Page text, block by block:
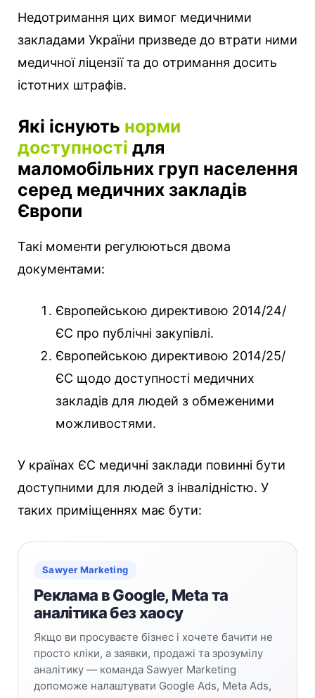
Недотримання цих вимог медичними
закладами України призведе до втрати ними
медичної ліцензії та до отримання досить
істотних штрафів.
Які існують норми
доступності для
маломобільних груп населення
серед медичних закладів
Європи
Такі моменти регулюються двома
документами:
Європейською директивою 2014/24/
ЄС про публічні закупівлі.
Європейською директивою 2014/25/
ЄС щодо доступності медичних
закладів для людей з обмеженими
можливостями.
У країнах ЄС медичні заклади повинні бути
доступними для людей з інвалідністю. У
таких приміщеннях має бути:
Sawyer Marketing
Реклама в Google, Meta та
аналітика без хаосу
Якщо ви просуваєте бізнес і хочете бачити не
просто кліки, а заявки, продажі та зрозумілу
аналітику — команда Sawyer Marketing
допоможе налаштувати Google Ads, Meta Ads,